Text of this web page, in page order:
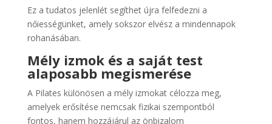
Ez a tudatos jelenlét segíthet újra felfedezni a
nőiességünket, amely sokszor elvész a mindennapok
rohanásában.
Mély izmok és a saját test
alaposabb megismerése
A Pilates különösen a mély izmokat célozza meg,
amelyek erősítése nemcsak fizikai szempontból
fontos, hanem hozzájárul az önbizalom